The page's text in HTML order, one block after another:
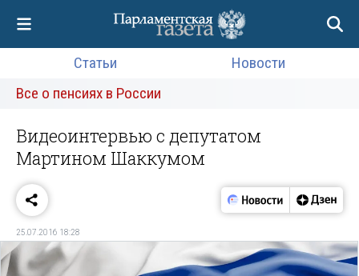
Статьи
Новости
Все о пенсиях в России
Видеоинтервью с депутатом
Мартином Шаккумом
25.07.2016 18:28